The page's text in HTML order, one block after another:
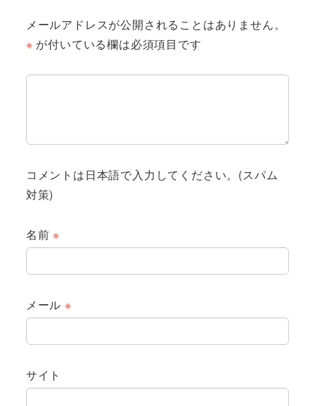
メールアドレスが公開されることはありません。
※ が付いている欄は必須項目です
コメントは日本語で入力してください。(スパム
対策)
名前※
メール ※
サイト